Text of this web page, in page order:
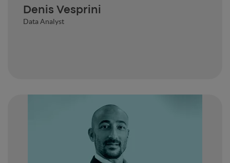
Denis Vesprini
Data Analyst